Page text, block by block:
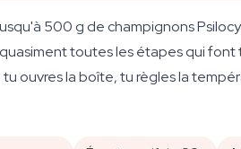
500 g de champignons
toutes les étapes qui
ouvres la boîte, tu règles la